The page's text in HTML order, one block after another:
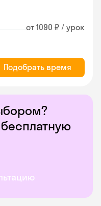
бесплатную
от 1090 ₽ / урок
Подобрать время